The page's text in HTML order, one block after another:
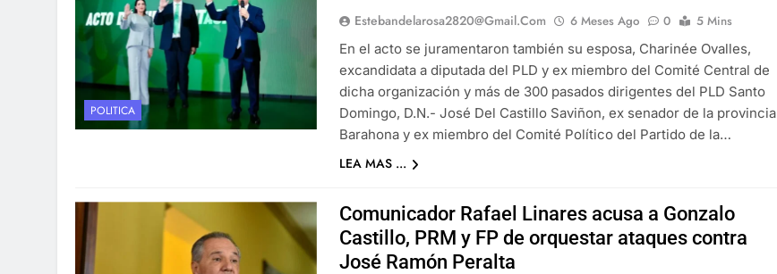
POLITICA
Estebandelarosa2820@gmail.com 6 Meses Ago 0
5 Mins
En el acto se juramentaron también su esposa, Charinée Ovalles,
excandidata a diputada del PLD y ex miembro del Comité Central de
dicha organización y más de 300 pasados dirigentes del PLD Santo
Domingo, D.N.- José Del Castillo Saviñon, ex senador de la provincia
Barahona y ex miembro del Comité Político del Partido de la…
LEA MAS ...
Comunicador Rafael Linares acusa a Gonzalo
Castillo, PRM y FP de orquestar ataques contra
José Ramón Peralta